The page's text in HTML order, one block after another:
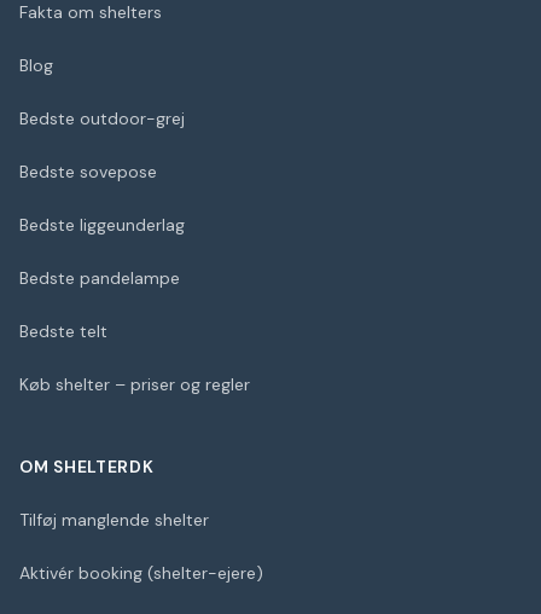
Fakta om shelters
Blog
Bedste outdoor-grej
Bedste sovepose
Bedste liggeunderlag
Bedste pandelampe
Bedste telt
Køb shelter – priser og regler
OM SHELTERDK
Tilføj manglende shelter
Aktivér booking (shelter-ejere)